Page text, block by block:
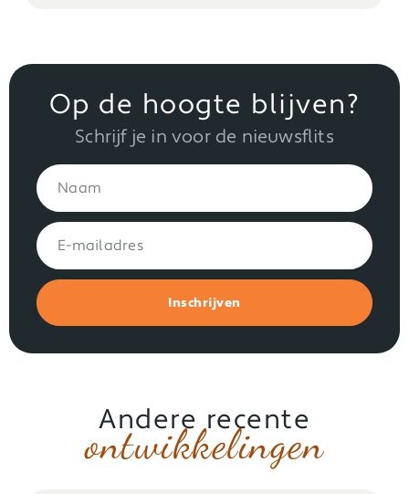
Op de hoogte blijven?
Schrijf je in voor de nieuwsflits
Inschrijven
Andere recente
ontwikkelingen